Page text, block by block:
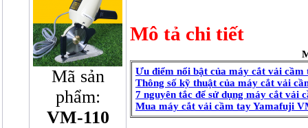
Mã sản
phẩm:
VM-110
Mô tả chi tiết
Ưu điểm nổi bật của máy cắt vải
Thông số kỹ thuật của máy cắt vải
7 nguyên tắc để sử dụng máy cắt vải
Mua máy cắt vải cầm tay Yamafuji